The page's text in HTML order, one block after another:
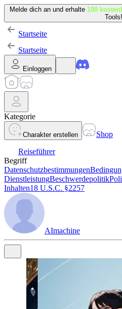
Melde dich an und erhalte 100
Tools!
Startseite
Startseite
Einloggen
Kategorie
Charakter erstellen
Shop
Reiseführer
Begriff
Datenschutzbestimmungen
DienstleistungBeschwerdepolitik
Inhalten18 U.S.C. §2257
AImachine